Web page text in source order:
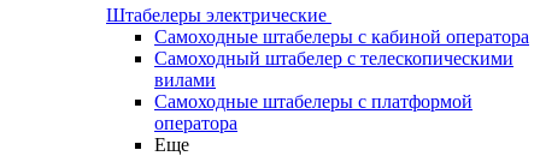
Штабелеры электрические
Самоходные штабелеры с кабиной оператора
Самоходный штабелер с телескопическими
вилами
Самоходные штабелеры с платформой
оператора
Еще